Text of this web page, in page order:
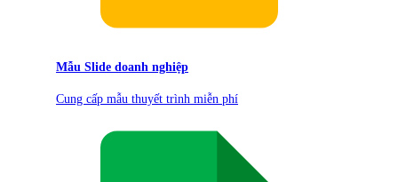
Mẫu Slide doanh nghiệp
Cung cấp mẫu thuyết trình miễn phí